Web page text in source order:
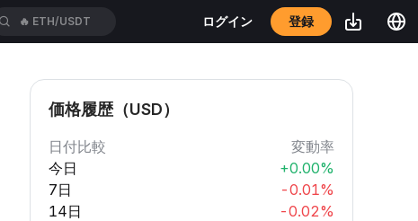
🔥 LITUSDT ログイン 登録
価格履歴（USD）
日付比較
変動率
今日
+0.00%
7日
-0.01%
14日
-0.02%